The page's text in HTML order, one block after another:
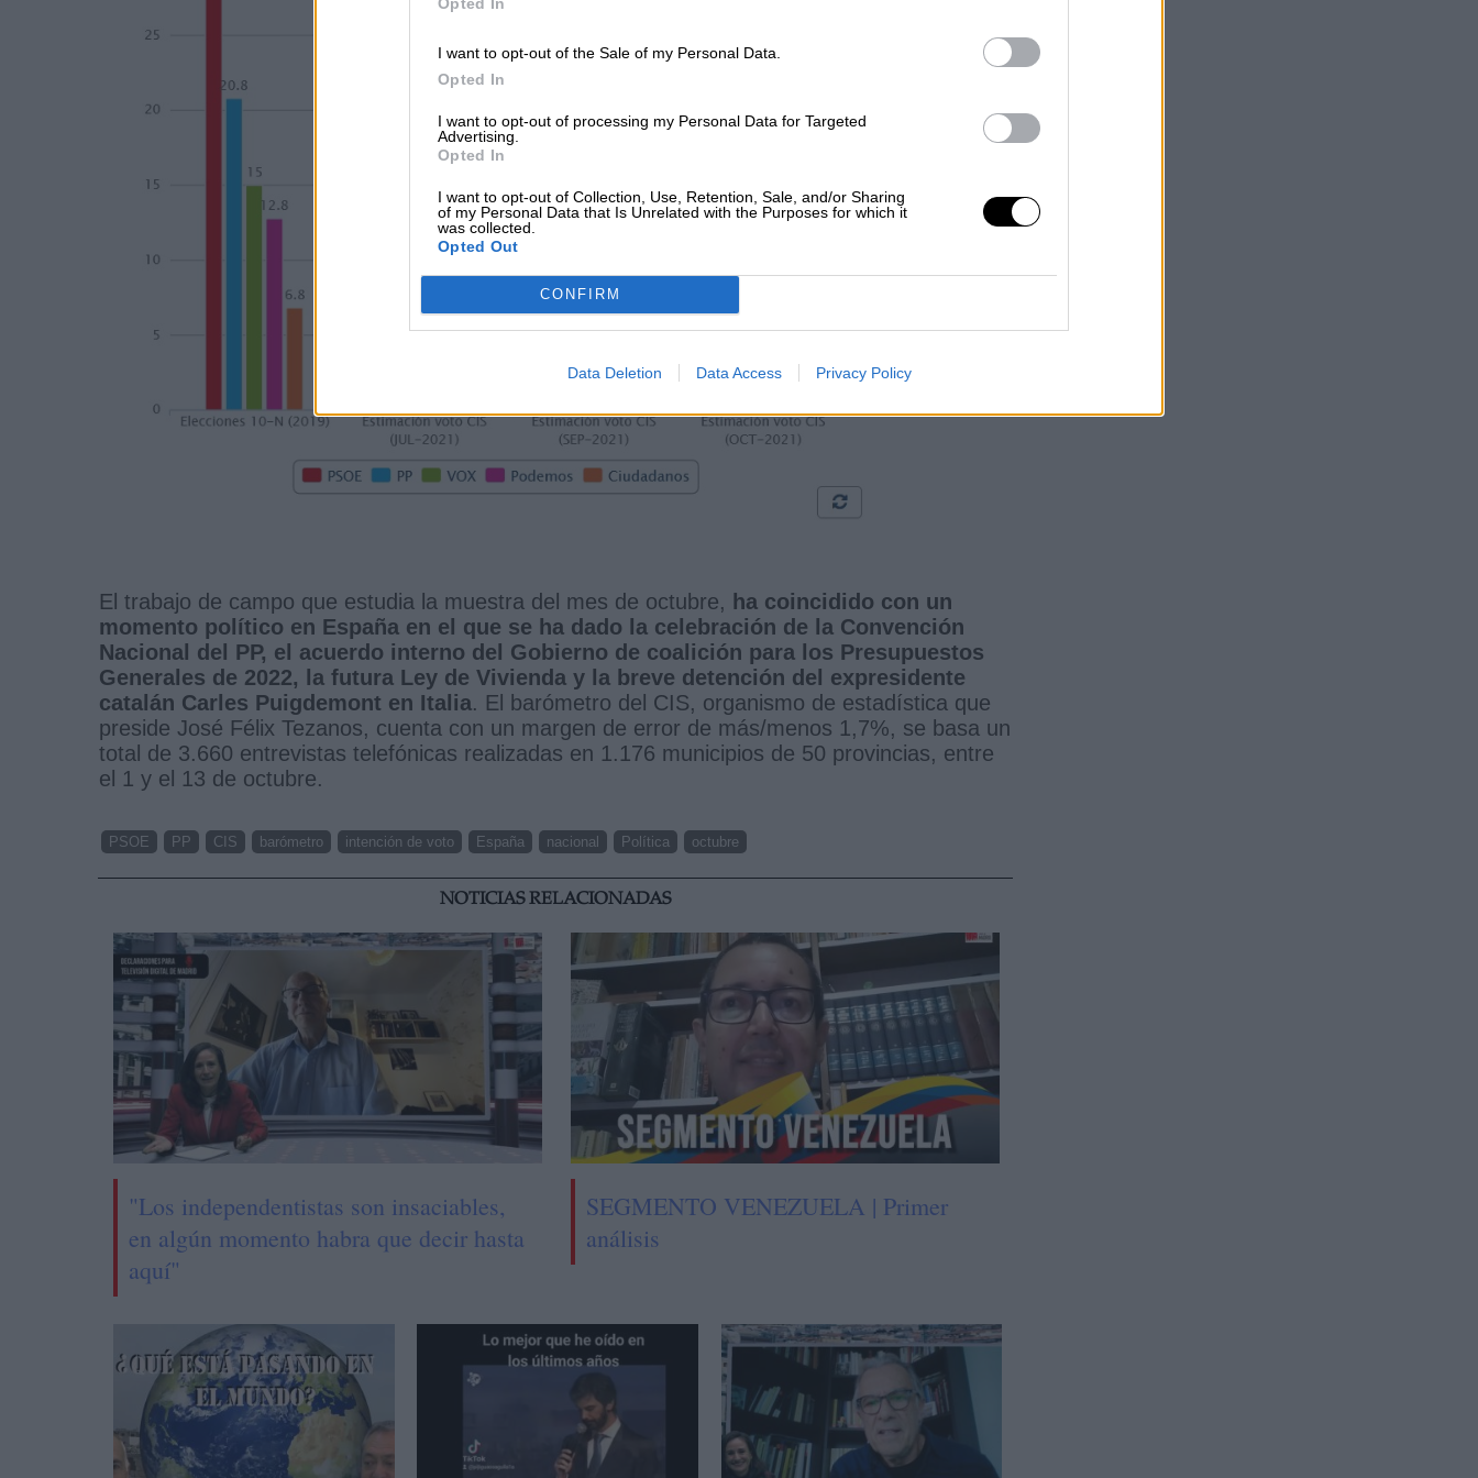
I want to opt-out of the Sale of my Personal Data.
Opted In
I want to opt-out of processing my Personal Data for Targeted
Advertising.
Opted In
I want to opt-out of Collection, Use, Retention, Sale, and/or Sharing
of my Personal Data that Is Unrelated with the Purposes for which it
was collected.
Opted Out
CONFIRM
Data Deletion Data Access Privacy Policy
El trabajo de campo que estudia la muestra del mes de octubre, ha coincidido con un
momento político en España en el que se ha dado la celebración de la Convención
Nacional del PP, el acuerdo interno del Gobierno de coalición para los Presupuestos
Generales de 2022, la futura Ley de Vivienda y la breve detención del expresidente
catalán Carles Puigdemont en Italia. El barómetro del CIS, organismo de estadística que
preside José Félix Tezanos, cuenta con un margen de error de más/menos 1,7%, se basa un
total de 3.660 entrevistas telefónicas realizadas en 1.176 municipios de 50 provincias, entre
el 1 y el 13 de octubre.
PSOE PP CIS barómetro intención de voto España nacional Política octubre
NOTICIAS RELACIONADAS
"Los independentistas son insaciables,
en algún momento habra que decir hasta
aquí"
SEGMENTO VENEZUELA | Primer
análisis